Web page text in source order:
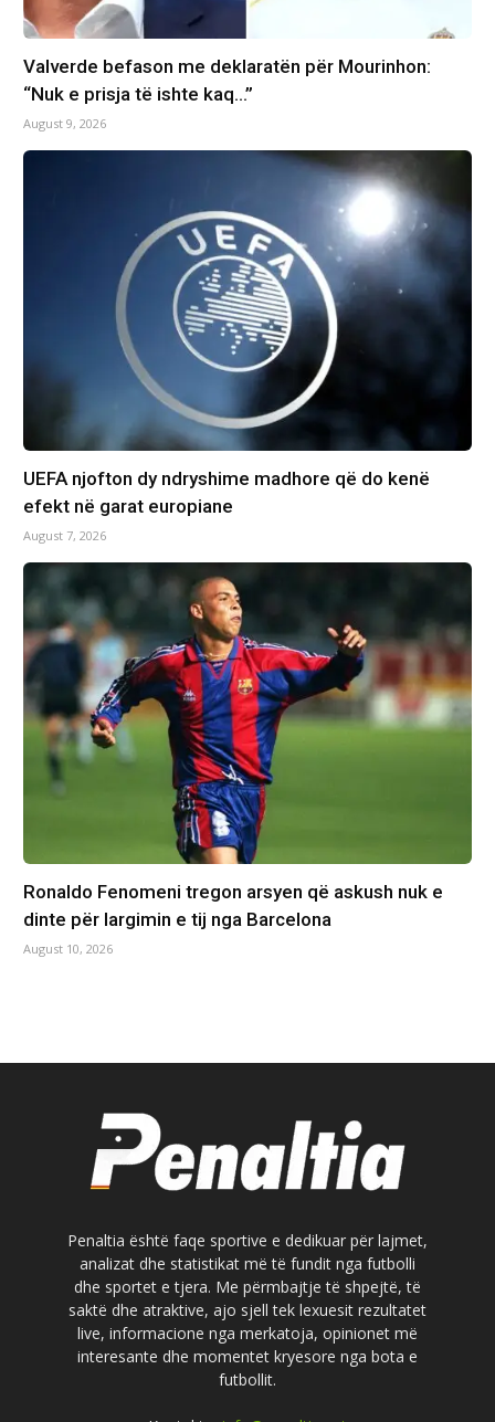
Valverde befason me deklaratën për Mourinhon:
“Nuk e prisja të ishte kaq…”
August 9, 2026
UEFA njofton dy ndryshime madhore që do kenë
efekt në garat europiane
August 7, 2026
Ronaldo Fenomeni tregon arsyen që askush nuk e
dinte për largimin e tij nga Barcelona
August 10, 2026
Penaltia është faqe sportive e dedikuar për lajmet,
analizat dhe statistikat më të fundit nga futbolli
dhe sportet e tjera. Me përmbajtje të shpejtë, të
saktë dhe atraktive, ajo sjell tek lexuesit rezultatet
live, informacione nga merkatoja, opinionet më
interesante dhe momentet kryesore nga bota e
futbollit.